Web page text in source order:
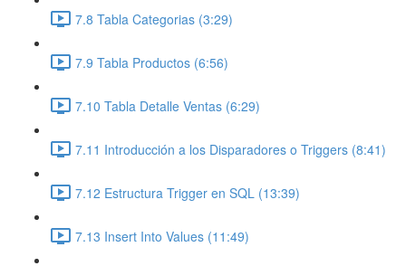
7.8 Tabla Categorias (3:29)
7.9 Tabla Productos (6:56)
7.10 Tabla Detalle Ventas (6:29)
7.11 Introducción a los Disparadores o Triggers (8:41)
7.12 Estructura Trigger en SQL (13:39)
7.13 Insert Into Values (11:49)